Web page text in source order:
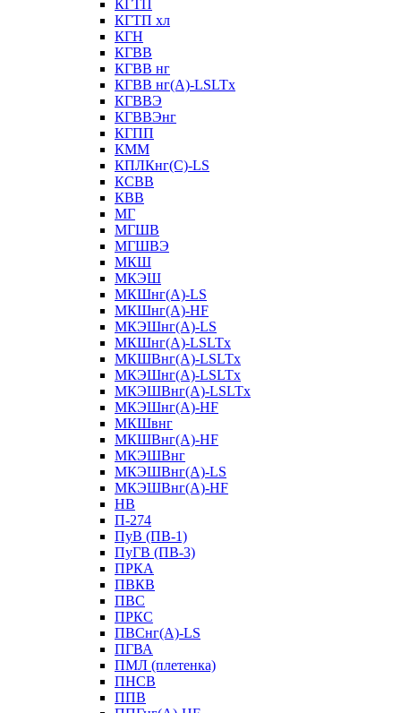
КГТП
КГТП хл
КГН
КГВВ
КГВВ нг
КГВВ нг(А)-LSLTx
КГВВЭ
КГВВЭнг
КГПП
КММ
КПЛКнг(C)-LS
КСВВ
КВВ
МГ
МГШВ
МГШВЭ
МКШ
МКЭШ
МКШнг(А)-LS
МКШнг(А)-HF
МКЭШнг(А)-LS
МКШнг(А)-LSLTx
МКШВнг(A)-LSLTx
МКЭШнг(А)-LSLTx
МКЭШВнг(A)-LSLTx
МКЭШнг(А)-HF
МКШвнг
МКШВнг(А)-HF
МКЭШВнг
МКЭШВнг(А)-LS
МКЭШВнг(А)-HF
НВ
П-274
ПуВ (ПВ-1)
ПуГВ (ПВ-3)
ПРКА
ПВКВ
ПВС
ПРКС
ПВСнг(А)-LS
ПГВА
ПМЛ (плетенка)
ПНСВ
ППВ